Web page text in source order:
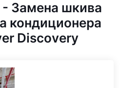
- Замена шкива
кондиционера
Discovery